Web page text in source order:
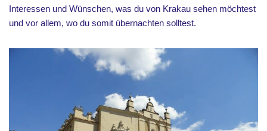
Interessen und Wünschen, was du von Krakau sehen möchtest
und vor allem, wo du somit übernachten solltest.